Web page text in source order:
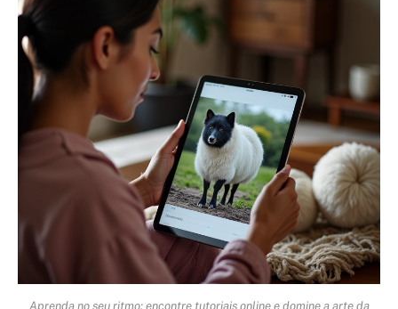
Aprenda no seu ritmo: encontre tutoriais online e domine a arte da